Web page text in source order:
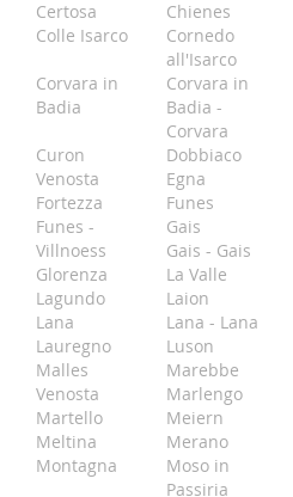
Certosa
Chienes
Colle Isarco
Cornedo
all'Isarco
Corvara in
Badia
Corvara in
Badia -
Corvara
Curon
Venosta
Dobbiaco
Egna
Fortezza
Funes
Funes -
Villnoess
Gais
Gais - Gais
Glorenza
La Valle
Lagundo
Laion
Lana
Lana - Lana
Lauregno
Luson
Malles
Venosta
Marebbe
Marlengo
Martello
Meiern
Meltina
Merano
Montagna
Moso in
Passiria